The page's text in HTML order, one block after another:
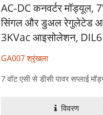
AC-DC कनवर्टर मॉड्यूल,
सिंगल और डुअल रेगुलेटेड
3KVac आइसोलेशन,
GA007 श्रृंखला
7 वॉट एसी से डीसी पावर सप्लाई
विवरण
हाफ-ब्रिक DC-DC